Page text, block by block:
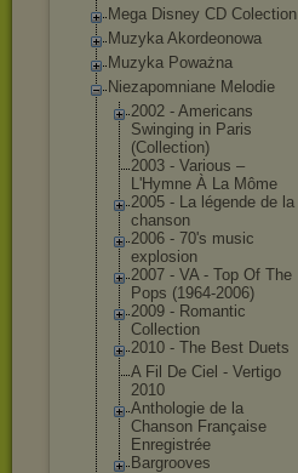
Mega Disney CD Colection
Muzyka Akordeonowa
Muzyka Poważna
Niezapomniane Melodie
2002 - Americans
Swinging in Paris
(Collection)
2003 - Various ‎–
L'Hymne À La Môme
2005 - La légende de la
chanson
2006 - 70's music
explosion
2007 - VA - Top Of The
Pops (1964-2006)
2009 - Romantic
Collection
2010 - The Best Duets
A Fil De Ciel - Vertigo
2010
Anthologie de la
Chanson Française
Enregistrée
Bargrooves